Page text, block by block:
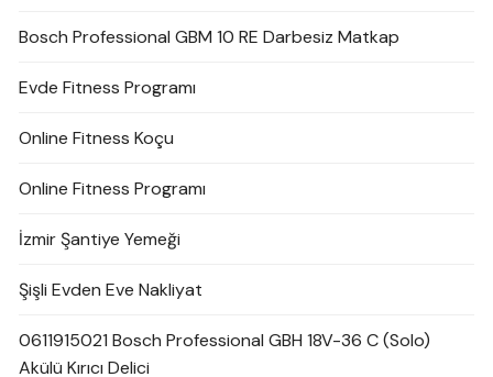
Bosch Professional GBM 10 RE Darbesiz Matkap
Evde Fitness Programı
Online Fitness Koçu
Online Fitness Programı
İzmir Şantiye Yemeği
Şişli Evden Eve Nakliyat
0611915021 Bosch Professional GBH 18V-36 C (Solo)
Akülü Kırıcı Delici